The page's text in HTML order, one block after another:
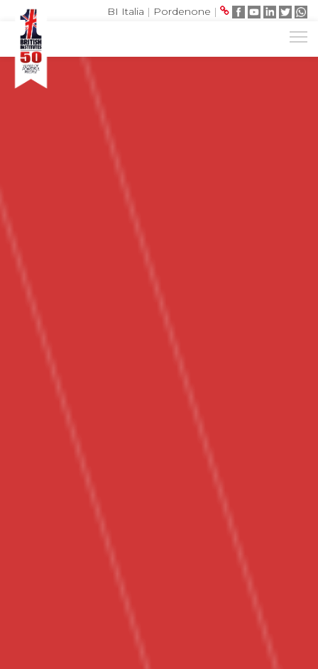
BI Italia | Pordenone |